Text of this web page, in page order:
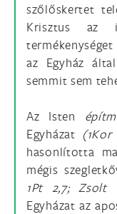
szőlőskertet
Krisztus az
termékenységet
az Egyház
semmit sem
Az Isten
Egyházat
hasonlította
mégis
1Pt 2,7; Zsolt
Egyházat az